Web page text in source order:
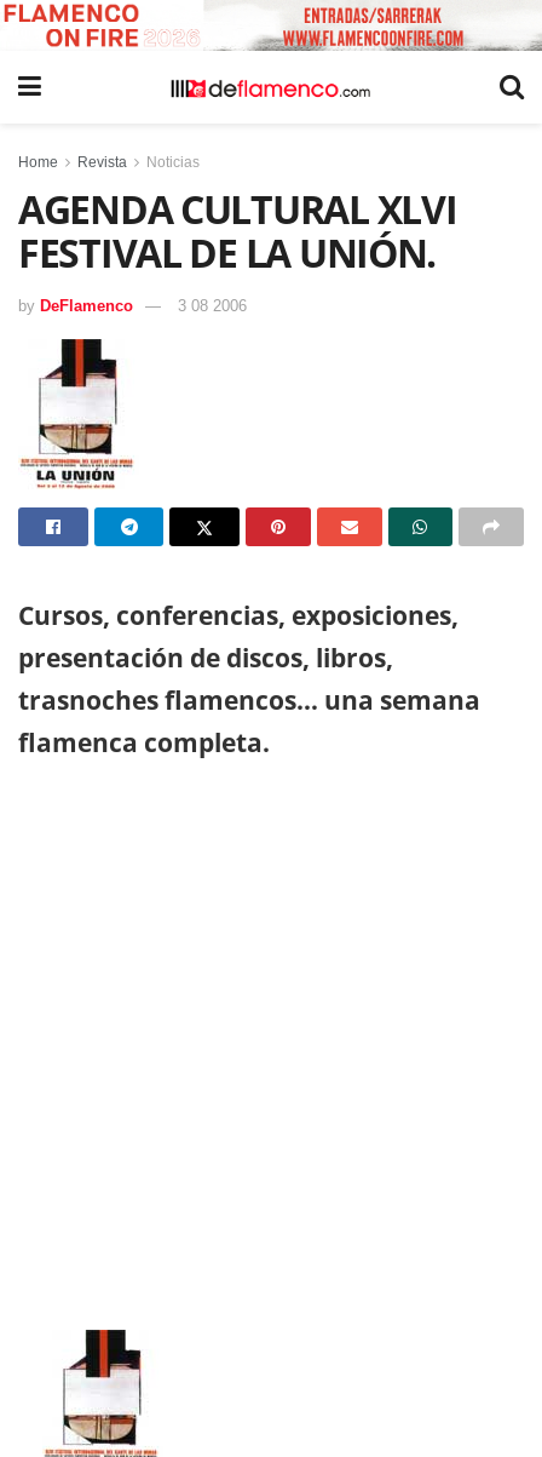
Home Revista Noticias
AGENDA CULTURAL XLVI
FESTIVAL DE LA UNIÓN.
by DeFlamenco 3 08 2006
Cursos, conferencias, exposiciones,
presentación de discos, libros,
trasnoches flamencos… una semana
flamenca completa.